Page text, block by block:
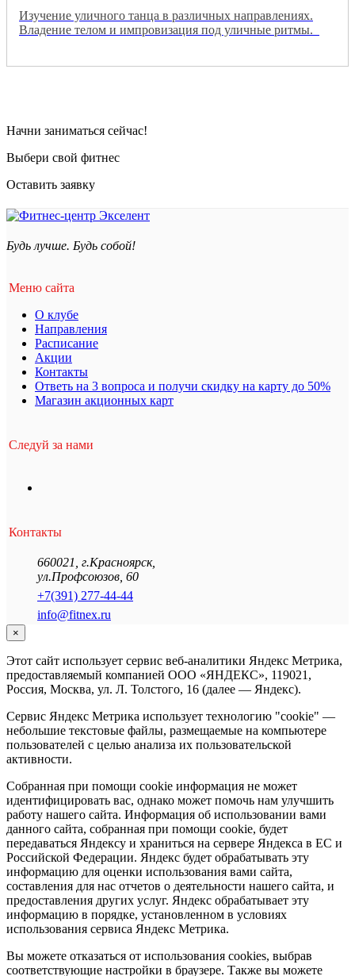
Изучение уличного танца в различных направлениях.
Владение телом и импровизация под уличные ритмы.
Начни заниматься сейчас!
Выбери свой фитнес
Оставить заявку
Будь лучше. Будь собой!
Меню сайта
О клубе
Направления
Расписание
Акции
Контакты
Ответь на 3 вопроса и получи скидку на карту до 50%
Магазин акционных карт
Следуй за нами
Контакты
660021 г.Красноярск,
ул.Профсоюзов, 60
+7(391) 277-44-44
info@fitnex.ru
×
Этот сайт использует сервис веб-аналитики Яндекс Метрика,
предоставляемый компанией ООО «ЯНДЕКС», 119021,
Россия, Москва, ул. Л. Толстого, 16 (далее — Яндекс).
Сервис Яндекс Метрика использует технологию "cookie" —
небольшие текстовые файлы, размещаемые на компьютере
пользователей с целью анализа их пользовательской
активности.
Собранная при помощи cookie информация не может
идентифицировать вас, однако может помочь нам улучшить
работу нашего сайта. Информация об использовании вами
данного сайта, собранная при помощи cookie, будет
передаваться Яндексу и храниться на сервере Яндекса в ЕС и
Российской Федерации. Яндекс будет обрабатывать эту
информацию для оценки использования вами сайта,
составления для нас отчетов о деятельности нашего сайта, и
предоставления других услуг. Яндекс обрабатывает эту
информацию в порядке, установленном в условиях
использования сервиса Яндекс Метрика.
Вы можете отказаться от использования cookies, выбрав
соответствующие настройки в браузере. Также вы можете